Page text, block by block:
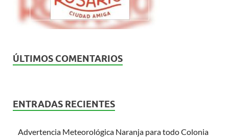
ÚLTIMOS COMENTARIOS
ENTRADAS RECIENTES
Advertencia Meteorológica Naranja para todo Colonia